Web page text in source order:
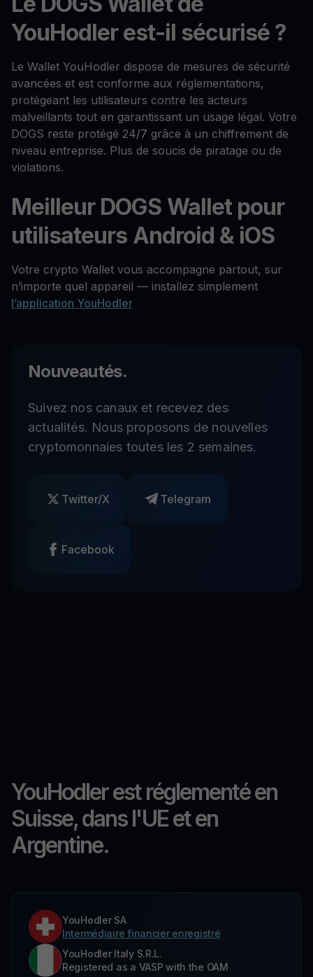
YouHodler est-il sécurisé ?
Le Wallet YouHodler dispose de mesures de sécurité
avancées et est conforme aux réglementations,
protégeant les utilisateurs contre les acteurs
malveillants tout en garantissant un usage légal. Votre
DOGS reste protégé 24/7 grâce à un chiffrement de
niveau entreprise. Plus de soucis de piratage ou de
violations.
Meilleur DOGS Wallet pour
utilisateurs Android & iOS
Votre crypto Wallet vous accompagne partout, sur
n’importe quel appareil — installez simplement
l’application YouHodler
Nouveautés.
Suivez nos canaux et recevez des
actualités. Nous proposons de nouvelles
cryptomonnaies toutes les 2 semaines.
Twitter/X Telegram
Facebook
YouHodler est réglementé en
Suisse, dans l'UE et en
Argentine.
YouHodler SA
Intermédiaire financier enregistré
YouHodler Italy S.R.L.
Registered as a VASP with the OAM